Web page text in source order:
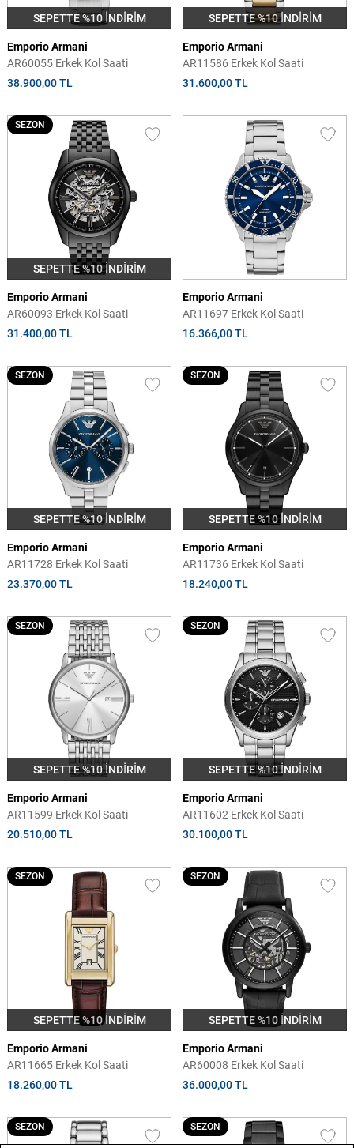
SEPETTE %10 İNDİRİM
Emporio Armani
AR60055 Erkek Kol Saati
38.900,00 TL
SEPETTE %10 İNDİRİM
Emporio Armani
AR11586 Erkek Kol Saati
31.600,00 TL
SEPETTE %10 İNDİRİM
SEZON
Emporio Armani
AR60093 Erkek Kol Saati
31.400,00 TL
Emporio Armani
AR11697 Erkek Kol Saati
16.366,00 TL
SEPETTE %10 İNDİRİM
SEZON
Emporio Armani
AR11728 Erkek Kol Saati
23.370,00 TL
SEPETTE %10 İNDİRİM
SEZON
Emporio Armani
AR11736 Erkek Kol Saati
18.240,00 TL
SEPETTE %10 İNDİRİM
SEZON
Emporio Armani
AR11599 Erkek Kol Saati
20.510,00 TL
SEPETTE %10 İNDİRİM
SEZON
Emporio Armani
AR11602 Erkek Kol Saati
30.100,00 TL
SEPETTE %10 İNDİRİM
SEZON
Emporio Armani
AR11665 Erkek Kol Saati
18.260,00 TL
SEPETTE %10 İNDİRİM
SEZON
Emporio Armani
AR60008 Erkek Kol Saati
36.000,00 TL
SEZON SEZON